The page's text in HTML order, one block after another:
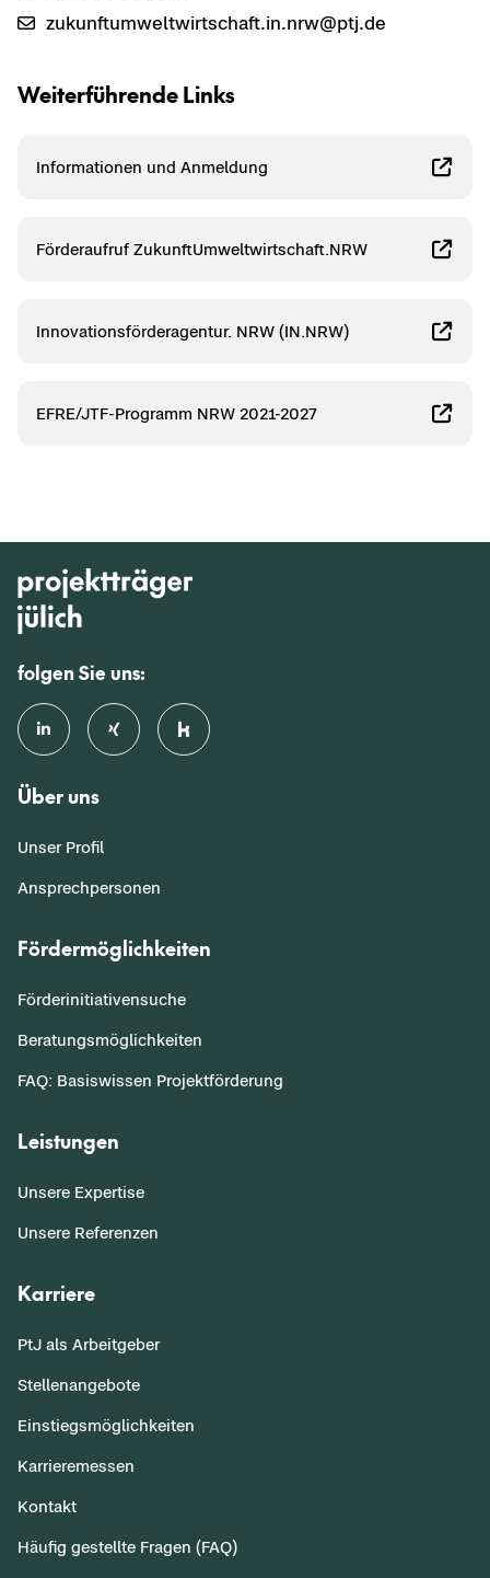
zu­kunf­t­um­welt­wirt­schaft.in.nrw@ptj.de
Wei­ter­füh­ren­de Links
In­for­ma­tio­nen und An­mel­dung
För­der­auf­ruf Zu­kunf­t­Um­welt­wirt­schaft.NRW
In­no­va­ti­ons­för­der­agen­tur. NRW (IN.NRW)
EFRE/JTF-​Programm NRW 2021-​2027
folgen Sie uns:
Über uns
Unser Profil
Ansprechpersonen
Fördermöglichkeiten
Förderinitiativensuche
Beratungsmöglichkeiten
FAQ: Basiswissen Projektförderung
Leistungen
Unsere Expertise
Unsere Referenzen
Karriere
PtJ als Arbeitgeber
Stellenangebote
Einstiegsmöglichkeiten
Karrieremessen
Kontakt
Häufig gestellte Fragen (FAQ)